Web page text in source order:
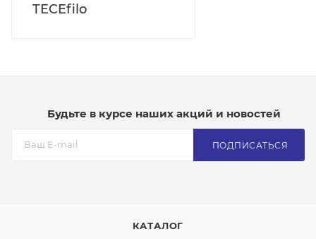
TECEfilo
Будьте в курсе наших акций и новостей
ПОДПИСАТЬСЯ
КАТАЛОГ